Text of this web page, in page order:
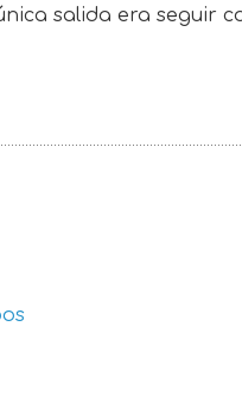
salida era seguir